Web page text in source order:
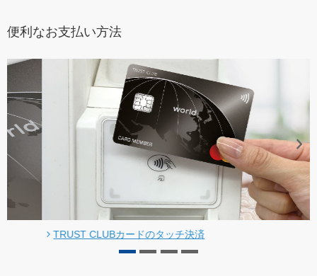
便利なお支払い方法
TRUST CLUBカードのタッチ決済